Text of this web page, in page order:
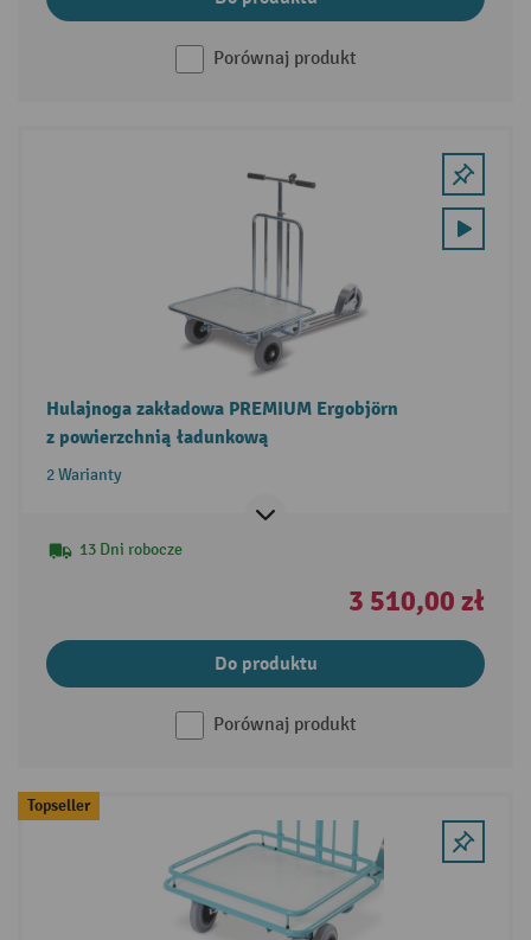
Porównaj produkt
Hulajnoga zakładowa PREMIUM Ergobjörn
z powierzchnią ładunkową
2 Warianty
13 Dni robocze
3 510,00 zł
Do produktu
Porównaj produkt
Topseller